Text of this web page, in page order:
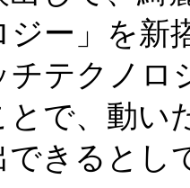
ジー」を新
チテクノロ
とで、動い
できるとし